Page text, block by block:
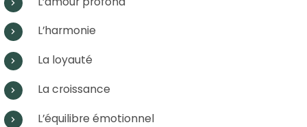
L’harmonie
La loyauté
La croissance
L’équilibre émotionnel